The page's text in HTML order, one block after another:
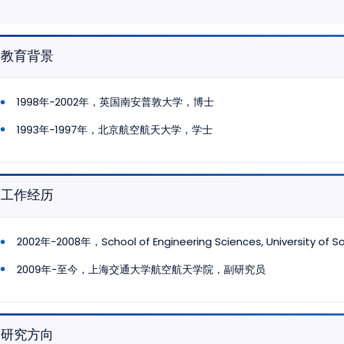
教育背景
1998年-2002年，英国南安普敦大学，博士
1993年-1997年，北京航空航天大学，学士
工作经历
2002年-2008年，School of Engineering Sciences, University of
2009年-至今，上海交通大学航空航天学院，副研究员
研究方向